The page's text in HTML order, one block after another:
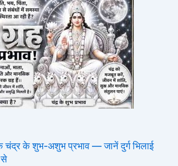
चंद्र के शुभ-अशुभ प्रभाव — जानें दुर्ग भिलाई
से